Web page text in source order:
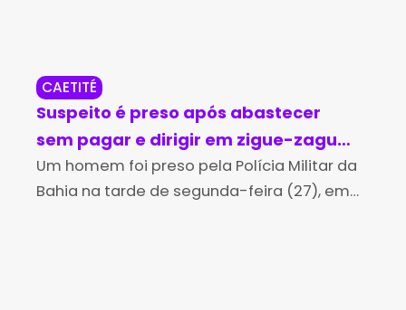
CAETITÉ
Suspeito é preso após abastecer
sem pagar e dirigir em zigue-zague
em Caetité
Um homem foi preso pela Polícia Militar da
Bahia na tarde de segunda-feira (27), em